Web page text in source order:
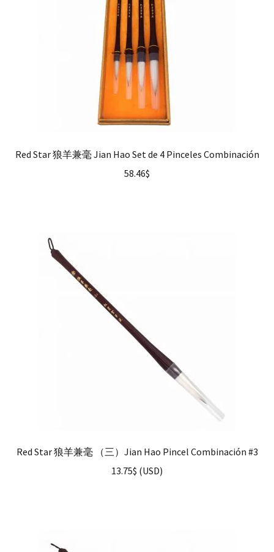
Red Star 狼羊兼毫 Jian Hao Set de 4 Pinceles Combinación
58.46$
Red Star 狼羊兼毫 （三）Jian Hao Pincel Combinación #3
13.75$ (USD)